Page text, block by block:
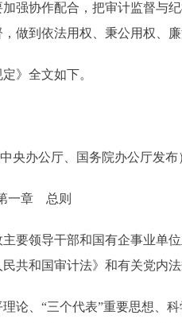
强协作配合，把审计监督与
做到依法用权、秉公用权、廉
》全文如下。
央办公厅、国务院办公厅发布
一章 总则
导干部和国有企事业单位
共和国审计法》和有关党内
、“三个代表”重要思想、科